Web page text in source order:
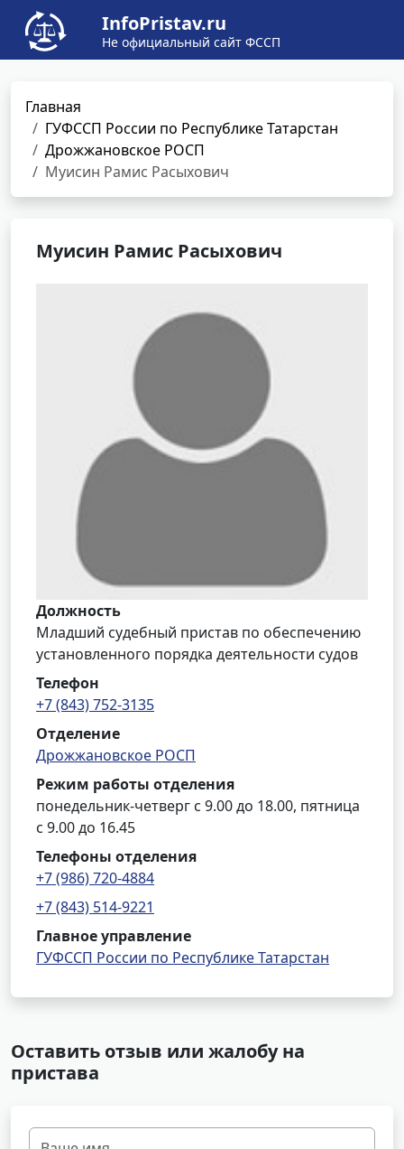
InfoPristav.ru
Не официальный сайт ФССП
Главная
ГУФССП России по Республике Татарстан
Дрожжановское РОСП
Муисин Рамис Расыхович
Муисин Рамис Расыхович
Должность
Младший судебный пристав по обеспечению
установленного порядка деятельности судов
Телефон
+7 (843) 752-3135
Отделение
Дрожжановское РОСП
Режим работы отделения
понедельник-четверг с 9.00 до 18.00, пятница
с 9.00 до 16.45
Телефоны отделения
+7 (986) 720-4884
+7 (843) 514-9221
Главное управление
ГУФССП России по Республике Татарстан
Оставить отзыв или жалобу на
пристава